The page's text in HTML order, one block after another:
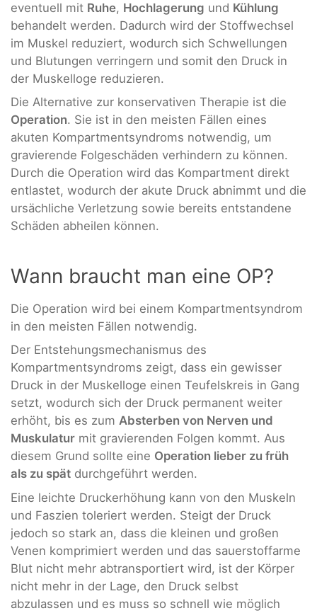
eventuell mit Ruhe, Hochlagerung und Kühlung
behandelt werden. Dadurch wird der Stoffwechsel
im Muskel reduziert, wodurch sich Schwellungen
und Blutungen verringern und somit den Druck in
der Muskelloge reduzieren.
Die Alternative zur konservativen Therapie ist die
Operation. Sie ist in den meisten Fällen eines
akuten Kompartmentsyndroms notwendig, um
gravierende Folgeschäden verhindern zu können.
Durch die Operation wird das Kompartment direkt
entlastet, wodurch der akute Druck abnimmt und die
ursächliche Verletzung sowie bereits entstandene
Schäden abheilen können.
Wann braucht man eine OP?
Die Operation wird bei einem Kompartmentsyndrom
in den meisten Fällen notwendig.
Der Entstehungsmechanismus des
Kompartmentsyndroms zeigt, dass ein gewisser
Druck in der Muskelloge einen Teufelskreis in Gang
setzt, wodurch sich der Druck permanent weiter
erhöht, bis es zum Absterben von Nerven und
Muskulatur mit gravierenden Folgen kommt. Aus
diesem Grund sollte eine Operation lieber zu früh
als zu spät durchgeführt werden.
Eine leichte Druckerhöhung kann von den Muskeln
und Faszien toleriert werden. Steigt der Druck
jedoch so stark an, dass die kleinen und großen
Venen komprimiert werden und das sauerstoffarme
Blut nicht mehr abtransportiert wird, ist der Körper
nicht mehr in der Lage, den Druck selbst
abzulassen und es muss so schnell wie möglich